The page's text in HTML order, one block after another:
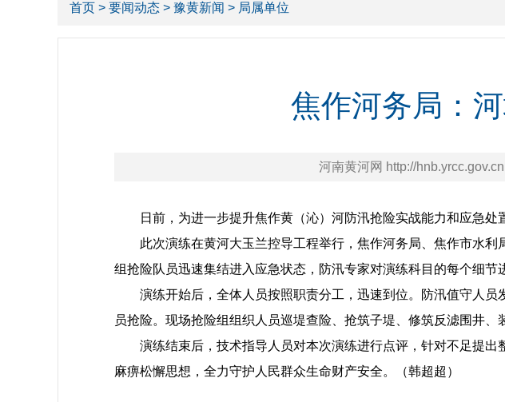
首页 > 要闻动态 > 豫黄新闻 > 局属单位
焦作河务局：
河南黄河网 http://hnb.yrcc.gov.cn
日前，为进一步提升焦作黄（沁）河防汛抢险实战能力和应急
此次演练在黄河大玉兰控导工程举行，焦作河务局、焦作市水
组抢险队员迅速集结进入应急状态，防汛专家对演练科目的每个细节
演练开始后，全体人员按照职责分工，迅速到位。防汛值守人
员抢险。现场抢险组组织人员巡堤查险、抢筑子堤、修筑反滤围井
演练结束后，技术指导人员对本次演练进行点评，针对不足提
麻痹松懈思想，全力守护人民群众生命财产安全。（韩超超）